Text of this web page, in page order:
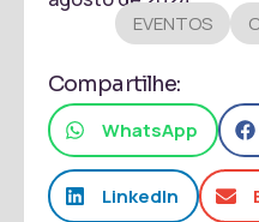
EVENTOS
Compartilhe:
WhatsApp
LinkedIn